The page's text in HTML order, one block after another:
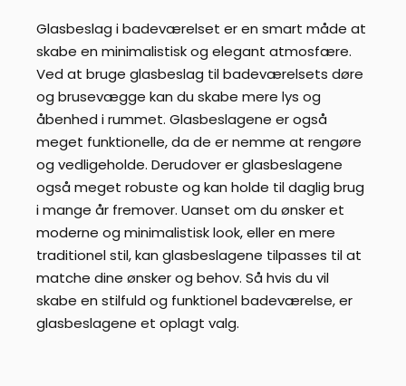
Glasbeslag i badeværelset er en smart måde at
skabe en minimalistisk og elegant atmosfære.
Ved at bruge glasbeslag til badeværelsets døre
og brusevægge kan du skabe mere lys og
åbenhed i rummet. Glasbeslagene er også
meget funktionelle, da de er nemme at rengøre
og vedligeholde. Derudover er glasbeslagene
også meget robuste og kan holde til daglig brug
i mange år fremover. Uanset om du ønsker et
moderne og minimalistisk look, eller en mere
traditionel stil, kan glasbeslagene tilpasses til at
matche dine ønsker og behov. Så hvis du vil
skabe en stilfuld og funktionel badeværelse, er
glasbeslagene et oplagt valg.